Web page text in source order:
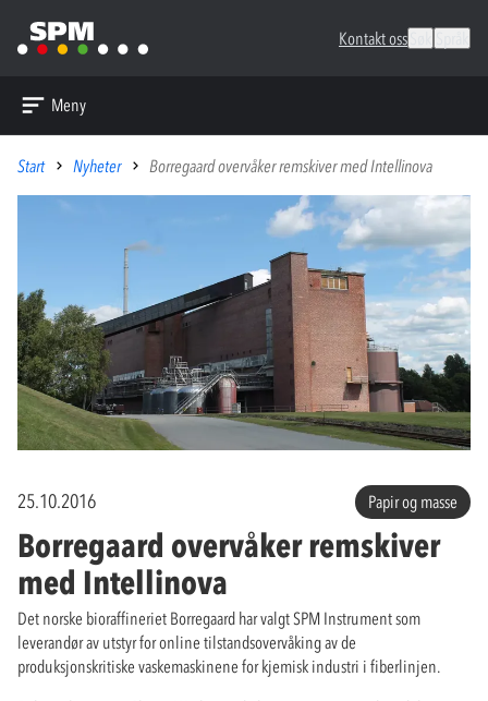
Kontakt oss
Meny
Start Nyheter Borregaard overvåker remskiver med Intellinova
25.10.2016 Papir og masse
Borregaard overvåker remskiver
med Intellinova
Det norske bioraffineriet Borregaard har valgt SPM Instrument som
leverandør av utstyr for online tilstandsovervåking av de
produksjonskritiske vaskemaskinene for kjemisk industri i fiberlinjen.